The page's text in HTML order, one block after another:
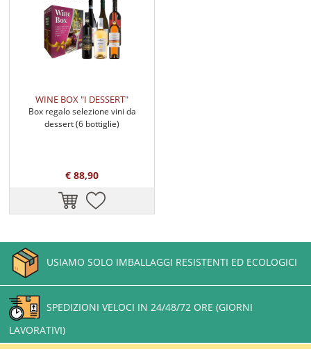
WINE BOX "I DESSERT"
Box regalo selezione vini da
dessert (6 bottiglie)
€ 88,90
USIAMO SOLO IMBALLAGGI RESISTENTI ED ECOLOGICI
SPEDIZIONI VELOCI IN 24/48/72 ORE (GIORNI
LAVORATIVI)